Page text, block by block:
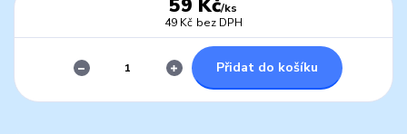
/ks
49 Kč bez DPH
Přidat do košíku